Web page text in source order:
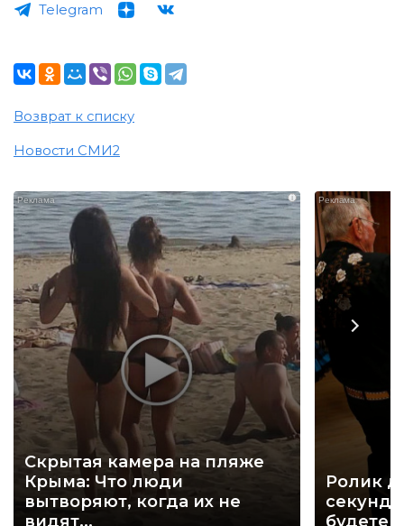
Telegram
Возврат к списку
Новости СМИ2
i
Скрытая камера на пляже
Крыма: Что люди
вытворяют, когда их не
видят...
Ролик
секунд,
будете